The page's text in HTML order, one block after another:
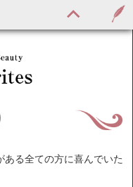
ある全ての方に喜んでいた